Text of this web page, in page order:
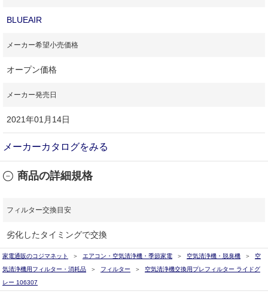
BLUEAIR
メーカー希望小売価格
オープン価格
メーカー発売日
2021年01月14日
メーカーカタログをみる
商品の詳細規格
フィルター交換目安
劣化したタイミングで交換
家電通販のコジマネット エアコン・空気清浄機・季節家電 空気清浄機・脱臭機
空
気清浄機用フィルター・消耗品
フィルター
空気清浄機交換用プレフィルター ライドグ
レー 106307